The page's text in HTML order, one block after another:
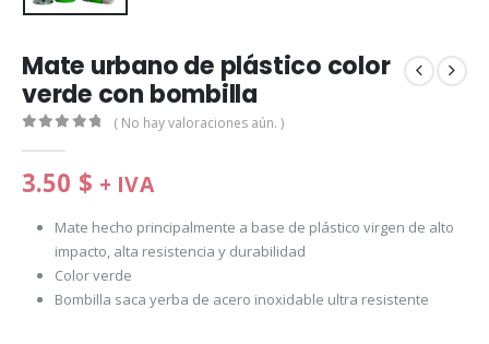
Mate urbano de plástico color
verde con bombilla
( No hay valoraciones aún. )
3.50 $ + IVA
Mate hecho principalmente a base de plástico virgen de alto
impacto, alta resistencia y durabilidad
Color verde
Bombilla saca yerba de acero inoxidable ultra resistente